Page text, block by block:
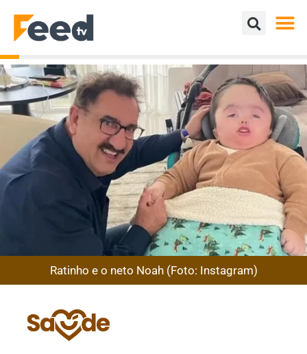
Ratinho e o neto Noah (Foto: Instagram)